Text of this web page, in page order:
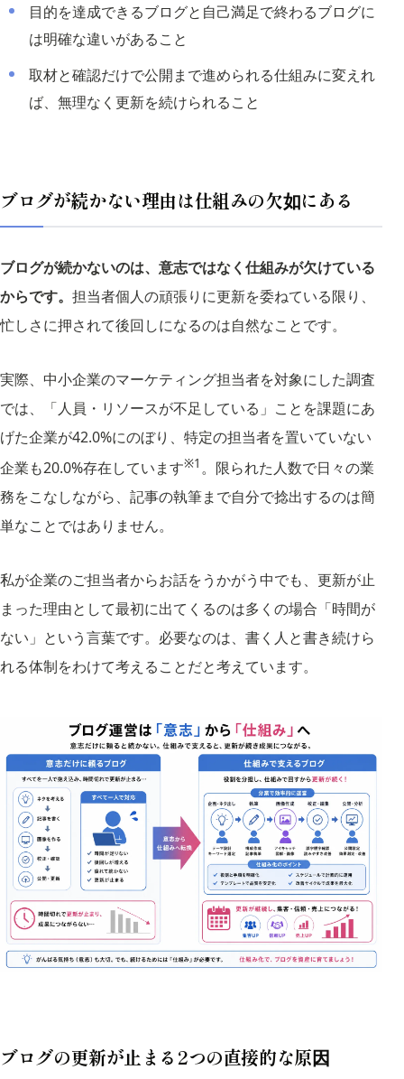
目的を達成できるブログと自己満足で終わるブログに
は明確な違いがあること
取材と確認だけで公開まで進められる仕組みに変えれ
ば、無理なく更新を続けられること
ブログが続かない理由は仕組みの欠如にある
ブログが続かないのは、意志ではなく仕組みが欠けている
からです。 担当者個人の頑張りに更新を委ねている限り、
忙しさに押されて後回しになるのは自然なことです。
実際、中小企業のマーケティング担当者を対象にした調査
では、「人員・リソースが不足している」ことを課題にあ
げた企業が42.0%にのぼり、特定の担当者を置いていない
企業も20.0%存在しています※1 。限られた人数で日々の業
務をこなしながら、記事の執筆まで自分で捻出するのは簡
単なことではありません。
私が企業のご担当者からお話をうかがう中でも、更新が止
まった理由として最初に出てくるのは多くの場合「時間が
ない」という言葉です。必要なのは、書く人と書き続けら
れる体制をわけて考えることだと考えています。
ブログの更新が止まる2つの直接的な原因